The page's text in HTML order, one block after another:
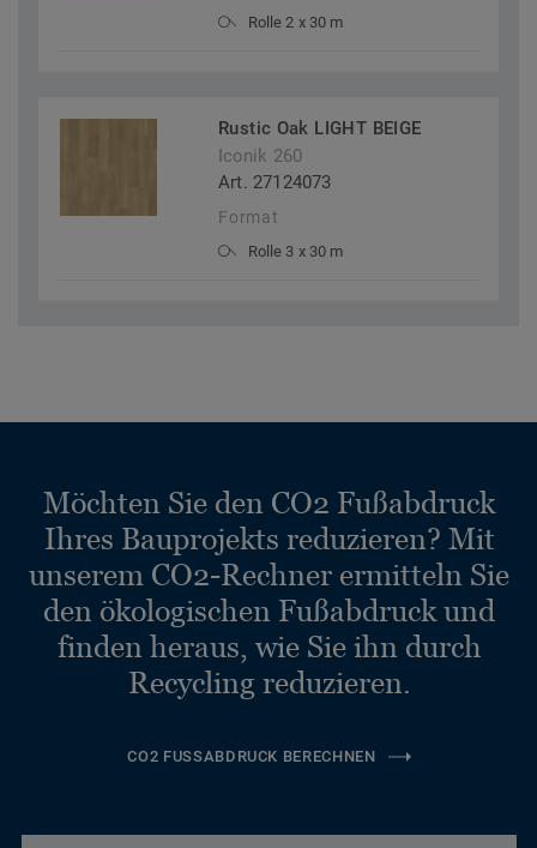
Rolle 2 x 30 m
Rustic Oak LIGHT BEIGE
Iconik 260
Art. 27124073
Format
Rolle 3 x 30 m
Möchten Sie den CO2 Fußabdruck
Ihres Bauprojekts reduzieren? Mit
unserem CO2-Rechner ermitteln Sie
den ökologischen Fußabdruck und
finden heraus, wie Sie ihn durch
Recycling reduzieren.
CO2 FUSSABDRUCK BERECHNEN